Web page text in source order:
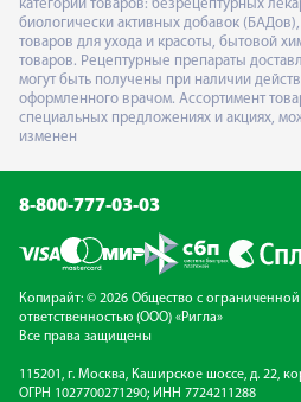
категорий товаров: безрецептурных
биологически активных добавок
товаров для ухода и красоты, бытовой
товаров. Рецептурные препараты
могут быть получены при наличии
оформленного врачом. Ассортимент
специальных предложениях и акциях,
изменен
8-800-777-03-03
Копирайт: © 2026 Общество с ограниченной
ответственностью (ООО) «Ригла»
Все права защищены
115201, г. Москва, Каширское шоссе, д. 22,
ОГРН 1027700271290; ИНН 7724211288